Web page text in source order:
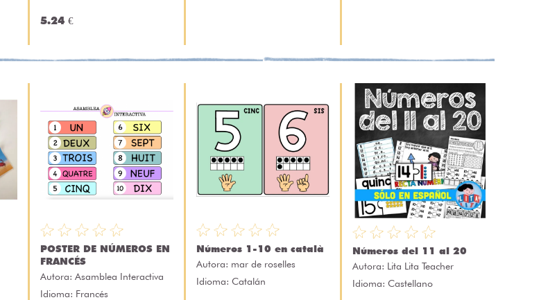
5.24 €
POSTER DE NÚMEROS EN
FRANCÉS
Autora: Asamblea Interactiva
Idioma: Francés
Números 1-10 en català
Autora: mar de roselles
Idioma: Catalán
Números del 11 al 20
Autora: Lita Lita Teacher
Idioma: Castellano